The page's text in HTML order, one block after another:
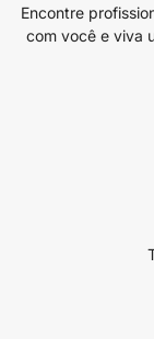
Encontre
com você e viva